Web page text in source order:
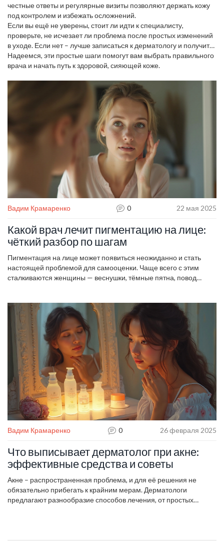
честные ответы и регулярные визиты позволяют держать кожу
под контролем и избежать осложнений.
Если вы ещё не уверены, стоит ли идти к специалисту,
проверьте, не исчезает ли проблема после простых изменений
в уходе. Если нет – лучше записаться к дерматологу и получить
профессиональный совет.
Надеемся, эти простые шаги помогут вам выбрать правильного
врача и начать путь к здоровой, сияющей коже.
Вадим Крамаренко 0 22 мая 2025
Какой врач лечит пигментацию на лице:
чёткий разбор по шагам
Пигментация на лице может появиться неожиданно и стать
настоящей проблемой для самооценки. Чаще всего с этим
сталкиваются женщины — веснушки, тёмные пятна, повод
специалисту. Расскажем, как проходит обследование, что ждать
от приёма, и почему самолечение с кремами из магазина редко
помогает. В конце вы найдёте советы для профилактики и
интересные факты о современных способах борьбы с
пигментацией.
Вадим Крамаренко 0 26 февраля 2025
Что выписывает дерматолог при акне:
эффективные средства и советы
Акне – распространенная проблема, и для её решения не
обязательно прибегать к крайним мерам. Дерматологи
предлагают разнообразие способов лечения, от простых
помогают пациентам управлять проблемной кожей. В статье